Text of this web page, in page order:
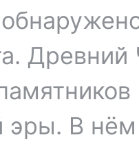
эры. В